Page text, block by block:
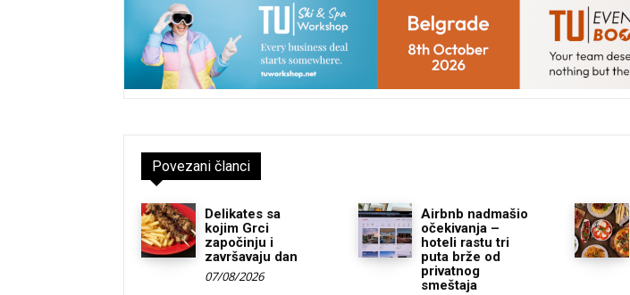
Povezani članci
Delikates sa
kojim Grci
započinju i
završavaju dan
07/08/2026
Airbnb nadmašio
očekivanja –
hoteli rastu tri
puta brže od
privatnog
smeštaja